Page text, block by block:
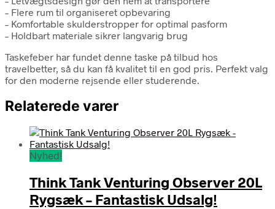
– Flere rum til organiseret opbevaring
– Komfortable skulderstropper for optimal pasform
– Holdbart materiale sikrer langvarig brug
Taskefeber har fundet denne taske på tilbud hos
travelbetter, så du kan få kvalitet til en god pris. Perfekt valg
for den moderne rejsende eller studerende.
Relaterede varer
Nyhed!
Think Tank Venturing Observer 20L
Rygsæk – Fantastisk Udsalg!